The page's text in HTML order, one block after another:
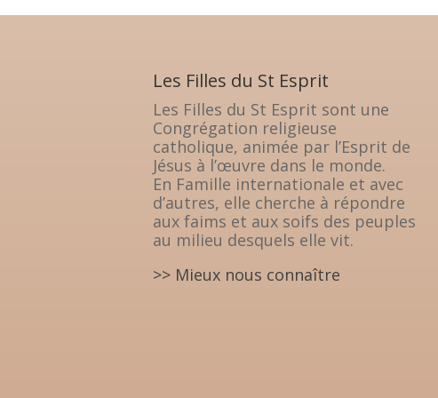
Les Filles du St Esprit
Les Filles du St Esprit sont une
Congrégation religieuse
catholique, animée par l’Esprit de
Jésus à l’œuvre dans le monde.
En Famille internationale et avec
d’autres, elle cherche à répondre
aux faims et aux soifs des peuples
au milieu desquels elle vit.
>> Mieux nous connaître